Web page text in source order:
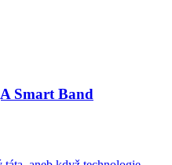
Smart Band